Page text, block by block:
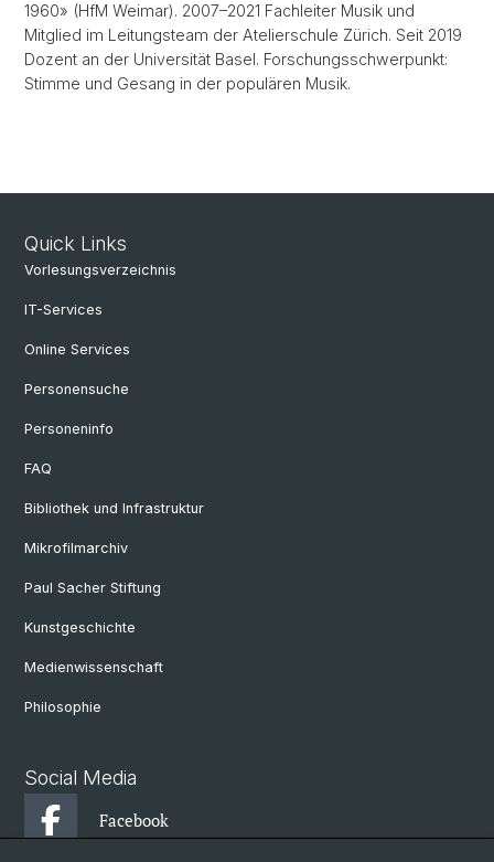
1960» (HfM Weimar). 2007–2021 Fachleiter Musik und
Mitglied im Leitungsteam der Atelierschule Zürich. Seit 2019
Dozent an der Universität Basel. Forschungsschwerpunkt:
Stimme und Gesang in der populären Musik.
Quick Links
Vorlesungsverzeichnis
IT-Services
Online Services
Personensuche
Personeninfo
FAQ
Bibliothek und Infrastruktur
Mikrofilmarchiv
Paul Sacher Stiftung
Kunstgeschichte
Medienwissenschaft
Philosophie
Social Media
Facebook